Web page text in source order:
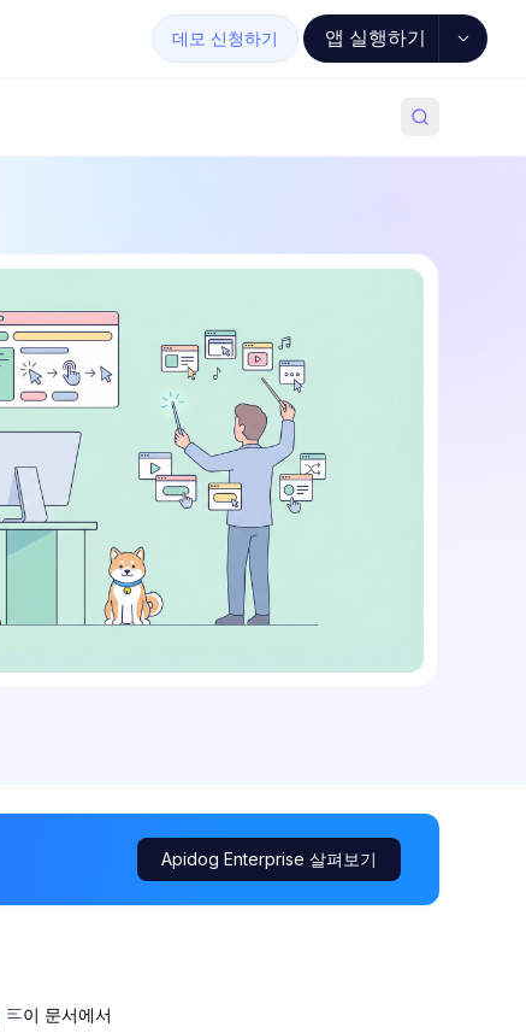
데모 신청하기 앱 실행하기
Apidog Enterprise 살펴보기
이 문서에서